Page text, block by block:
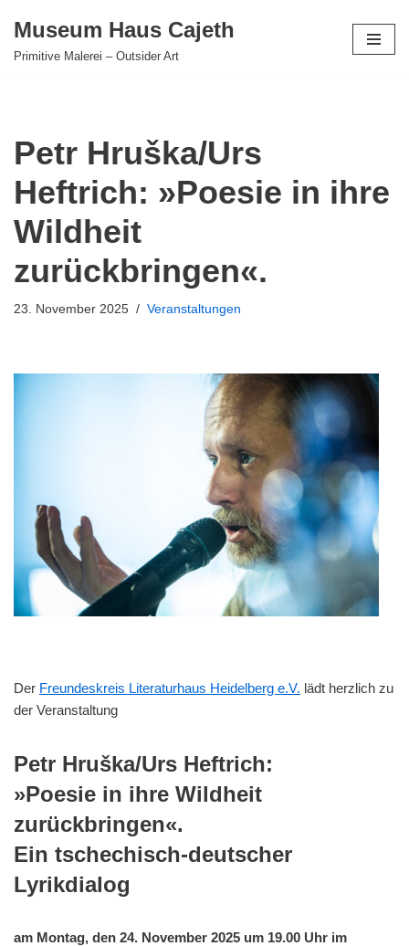
Zum
Museum Haus Cajeth
Primitive Malerei – Outsider Art
Petr Hruška/Urs
Heftrich: »Poesie in ihre
Wildheit
zurückbringen«.
23. November 2025 Veranstaltungen
Der Freundeskreis Literaturhaus Heidelberg e.V. lädt herzlich zu
der Veranstaltung
Petr Hruška/Urs Heftrich:
»Poesie in ihre Wildheit
zurückbringen«.
Ein tschechisch-deutscher
Lyrikdialog
am Montag, den 24. November 2025 um 19.00 Uhr im